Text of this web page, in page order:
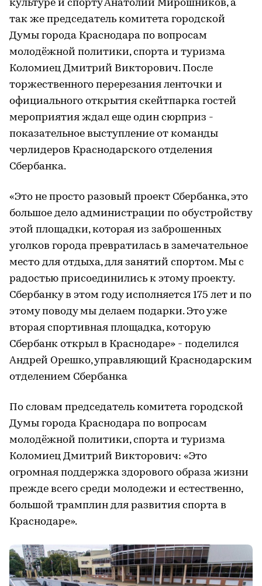
культуре и спорту Анатолий Мирошников, а
так же председатель комитета городской
Думы города Краснодара по вопросам
молодёжной политики, спорта и туризма
Коломиец Дмитрий Викторович. После
торжественного перерезания ленточки и
официального открытия скейтпарка гостей
мероприятия ждал еще один сюрприз -
показательное выступление от команды
черлидеров Краснодарского отделения
Сбербанка.
«Это не просто разовый проект Сбербанка, это
большое дело администрации по обустройству
этой площадки, которая из заброшенных
уголков города превратилась в замечательное
место для отдыха, для занятий спортом. Мы с
радостью присоединились к этому проекту.
Сбербанку в этом году исполняется 175 лет и по
этому поводу мы делаем подарки. Это уже
вторая спортивная площадка, которую
Сбербанк открыл в Краснодаре» - поделился
Андрей Орешко, управляющий Краснодарским
отделением Сбербанка
По словам председатель комитета городской
Думы города Краснодара по вопросам
молодёжной политики, спорта и туризма
Коломиец Дмитрий Викторович: «Это
огромная поддержка здорового образа жизни
прежде всего среди молодежи и естественно,
большой трамплин для развития спорта в
Краснодаре».